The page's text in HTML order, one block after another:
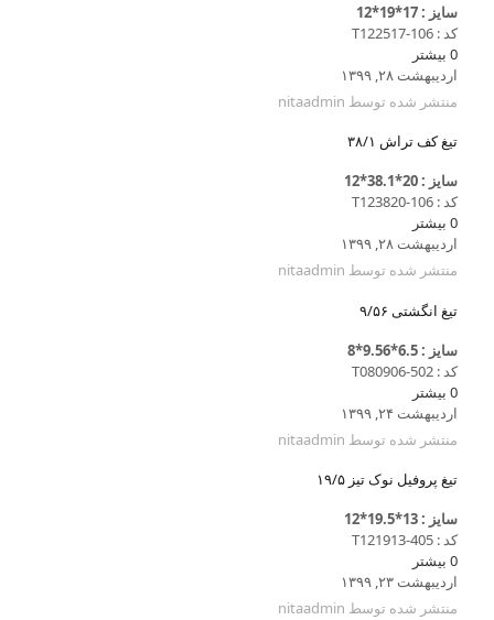
سایز : 17*19*12
کد : T122517-106
0 بیشتر
اردیبهشت ۲۸, ۱۳۹۹
منتشر شده توسط nitaadmin
تیغ کف تراش ۳۸/۱
سایز : 20*38.1*12
کد : T123820-106
0 بیشتر
اردیبهشت ۲۸, ۱۳۹۹
منتشر شده توسط nitaadmin
تیغ انگشتی ۹/۵۶
سایز : 6.5*9.56*8
کد : T080906-502
0 بیشتر
اردیبهشت ۲۴, ۱۳۹۹
منتشر شده توسط nitaadmin
تیغ پروفیل نوک تیز ۱۹/۵
سایز : 13*19.5*12
کد : T121913-405
0 بیشتر
اردیبهشت ۲۳, ۱۳۹۹
منتشر شده توسط nitaadmin